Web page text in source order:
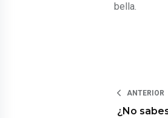
bella.
ANTERIOR
¿No